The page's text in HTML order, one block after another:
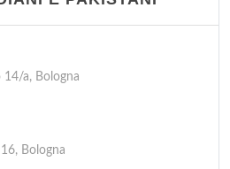
14/a, Bologna
Bologna